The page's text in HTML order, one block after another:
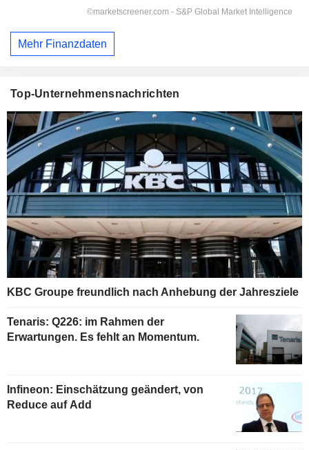
Mehr Finanzdaten
Top-Unternehmensnachrichten
KBC Groupe freundlich nach Anhebung der Jahresziele
Tenaris: Q226: im Rahmen der
Erwartungen. Es fehlt an Momentum.
Infineon: Einschätzung geändert, von
Reduce auf Add